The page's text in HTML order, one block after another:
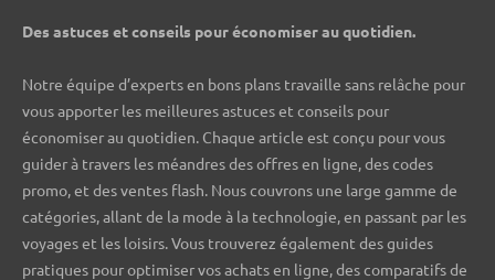
Des astuces et conseils pour économiser au quotidien.
Notre équipe d’experts en bons plans travaille sans relâche pour
vous apporter les meilleures astuces et conseils pour
économiser au quotidien. Chaque article est conçu pour vous
guider à travers les méandres des offres en ligne, des codes
promo, et des ventes flash. Nous couvrons une large gamme de
catégories, allant de la mode à la technologie, en passant par les
voyages et les loisirs. Vous trouverez également des guides
pratiques pour optimiser vos achats en ligne, des comparatifs de